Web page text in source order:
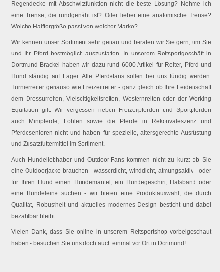
Regendecke mit Abschwitzfunktion nicht die beste Lösung? Nehme ich
eine Trense, die rundgenäht ist? Oder lieber eine anatomische Trense?
Welche Halftergröße passt von welcher Marke?
Wir kennen unser Sortiment sehr genau und beraten wir Sie gern, um Sie
und Ihr Pferd bestmöglich auszustatten. In unserem Reitsportgeschäft in
Dortmund-Brackel haben wir dazu rund 6000 Artikel für Reiter, Pferd und
Hund ständig auf Lager. Alle Pferdefans sollen bei uns fündig werden:
Turnierreiter genauso wie Freizeitreiter - ganz gleich ob Ihre Leidenschaft
dem Dressurreiten, Vielseitigkeitsreiten, Westernreiten oder der Working
Equitation gilt. Wir vergessen neben Freizeitpferden und Sportpferden
auch Minipferde, Fohlen sowie die Pferde in Rekonvaleszenz und
Pferdesenioren nicht und haben für spezielle, altersgerechte Ausrüstung
und Zusatzfuttermittel im Sortiment.
Auch Hundeliebhaber und Outdoor-Fans kommen nicht zu kurz: ob Sie
eine Outdoorjacke brauchen - wasserdicht, winddicht, atmungsaktiv - oder
für Ihren Hund einen Hundemantel, ein Hundegeschirr, Halsband oder
eine Hundeleine suchen - wir bieten eine Produktauswahl, die durch
Qualität, Robustheit und aktuelles modernes Design besticht und dabei
bezahlbar bleibt.
Vielen Dank, dass Sie online in unserem Reitsportshop vorbeigeschaut
haben - besuchen Sie uns doch auch einmal vor Ort in Dortmund!